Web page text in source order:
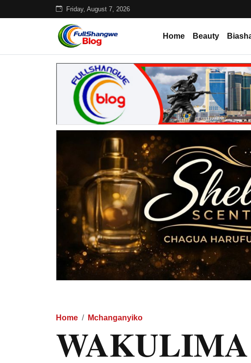
Friday, August 7, 2026
Home Beauty
Home Mchanganyiko